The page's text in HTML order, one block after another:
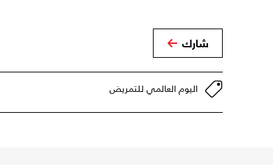
شارك
اليوم العالمي للتمريض